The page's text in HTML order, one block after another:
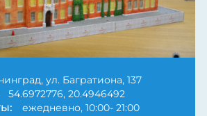
ул. Багратиона, 137
54.6972776, 20.4946492
ежедневно, 10:00- 21:00